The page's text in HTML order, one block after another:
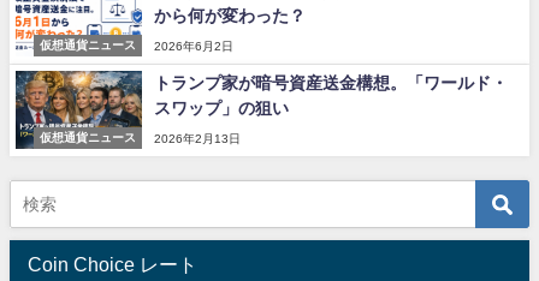
仮想通貨ニュース
から何が変わった？
2026年6月2日
仮想通貨ニュース
トランプ家が暗号資産送金構想。「ワールド・
スワップ」の狙い
2026年2月13日
Coin Choice レート